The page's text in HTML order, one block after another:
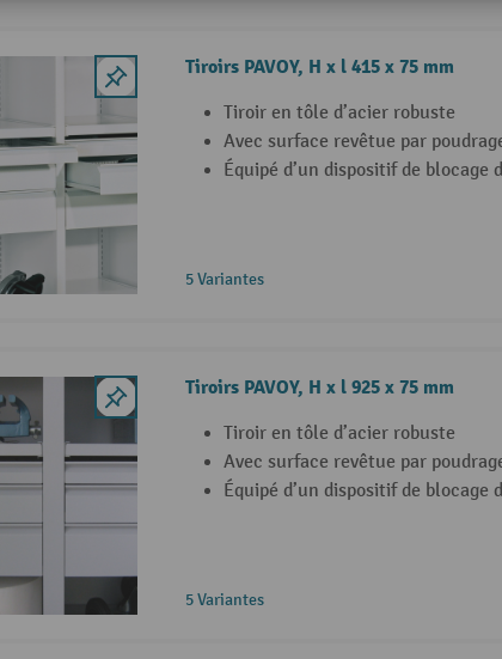
Tiroirs PAVOY, H x l 415 x 75 mm
Tiroir en tôle d’acier robuste
Avec surface revêtue par
Équipé d’un dispositif de blocage
5 Variantes
Tiroirs PAVOY, H x l 925 x 75 mm
Tiroir en tôle d’acier robuste
Avec surface revêtue par
Équipé d’un dispositif de blocage
5 Variantes